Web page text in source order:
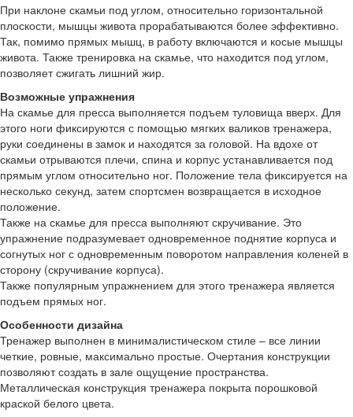
При наклоне скамьи под углом, относительно горизонтальной
плоскости, мышцы живота прорабатываются более эффективно.
Так, помимо прямых мышц, в работу включаются и косые мышцы
живота. Также тренировка на скамье, что находится под углом,
позволяет сжигать лишний жир.
Возможные упражнения
На скамье для пресса выполняется подъем туловища вверх. Для
этого ноги фиксируются с помощью мягких валиков тренажера,
руки соединены в замок и находятся за головой. На вдохе от
скамьи отрываются плечи, спина и корпус устанавливается под
прямым углом относительно ног. Положение тела фиксируется на
несколько секунд, затем спортсмен возвращается в исходное
положение.
Также на скамье для пресса выполняют скручивание. Это
упражнение подразумевает одновременное поднятие корпуса и
согнутых ног с одновременным поворотом направления коленей в
сторону (скручивание корпуса).
Также популярным упражнением для этого тренажера является
подъем прямых ног.
Особенности дизайна
Тренажер выполнен в минималистическом стиле – все линии
четкие, ровные, максимально простые. Очертания конструкции
позволяют создать в зале ощущение пространства.
Металлическая конструкция тренажера покрыта порошковой
краской белого цвета.